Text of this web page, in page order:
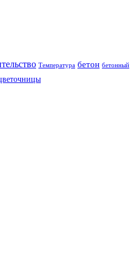
Температура бетон бетонный